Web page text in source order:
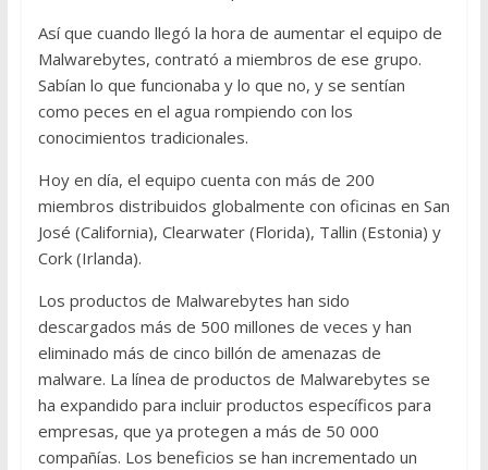
Así que cuando llegó la hora de aumentar el equipo de
Malwarebytes, contrató a miembros de ese grupo.
Sabían lo que funcionaba y lo que no, y se sentían
como peces en el agua rompiendo con los
conocimientos tradicionales.
Hoy en día, el equipo cuenta con más de 200
miembros distribuidos globalmente con oficinas en San
José (California), Clearwater (Florida), Tallin (Estonia) y
Cork (Irlanda).
Los productos de Malwarebytes han sido
descargados más de 500 millones de veces y han
eliminado más de cinco billón de amenazas de
malware. La línea de productos de Malwarebytes se
ha expandido para incluir productos específicos para
empresas, que ya protegen a más de 50 000
compañías. Los beneficios se han incrementado un